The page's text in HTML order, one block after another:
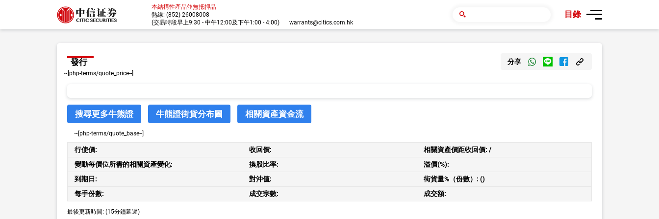
本結構性產品並無抵押品
熱線: (852) 26008008
(交易時段早上9:30 - 中午12:00及下午1:00 - 4:00)
warrants@citics.com.hk
目錄
發行 分享
~[php-terms/quote_price--]
搜尋更多牛熊證 牛熊證街貨分布圖 相關資產資金流
~[php-terms/quote_base--]
行使價: 收回價: 相關資產價距收回價: /
變動每價位所需的相關資產變化:
換股比率:
溢價(%):
到期日:
對沖值: 街貨量%（份數）: ()
每手份數:
成交宗數: 成交額:
最後更新時間: (15分鐘延遲)